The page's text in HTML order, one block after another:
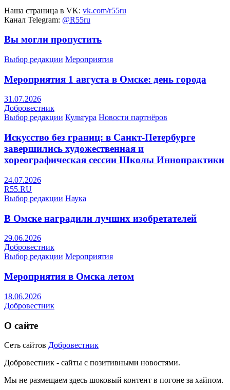
Наша страница в VK: vk.com/r55ru
Канал Telegram: @R55ru
Вы могли пропустить
Выбор редакции Мероприятия
Мероприятия 1 августа в Омске: день города
31.07.2026
Добровестник
Выбор редакции Культура Новости партнёров
Искусство без границ: в Санкт-Петербурге
завершились художественная и
хореографическая сессии Школы Иннопрактики
24.07.2026
R55.RU
Выбор редакции Наука
В Омске наградили лучших изобретателей
29.06.2026
Добровестник
Выбор редакции Мероприятия
Мероприятия в Омска летом
18.06.2026
Добровестник
О сайте
Сеть сайтов Добровестник
Добровестник - сайты с позитивными новостями.
Мы не размещаем здесь шоковый контент в погоне за хайпом.